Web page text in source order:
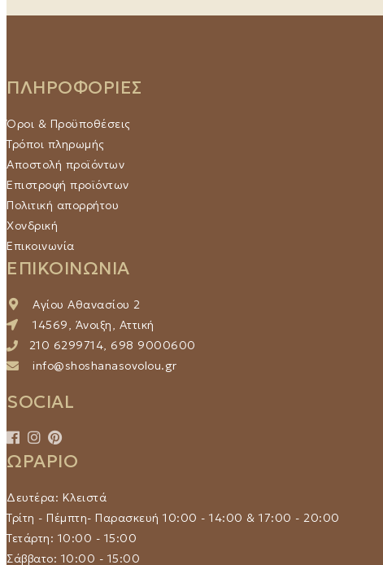
ΠΛΗΡΟΦΟΡΙΕΣ
Όροι & Προϋποθέσεις
Τρόποι πληρωμής
Αποστολή προϊόντων
Επιστροφή προϊόντων
Πολιτική απορρήτου
Χονδρική
Επικοινωνία
ΕΠΙΚΟΙΝΩΝΙΑ
Αγίου Αθανασίου 2
14569, Άνοιξη, Αττική
210 6299714, 698 9000600
info@shoshanasovolou.gr
SOCIAL
ΩΡΑΡΙΟ
Δευτέρα: Κλειστά
Τρίτη - Πέμπτη- Παρασκευή 10:00 - 14:00 & 17:00 - 20:00
Τετάρτη: 10:00 - 15:00
Σάββατο: 10:00 - 15:00